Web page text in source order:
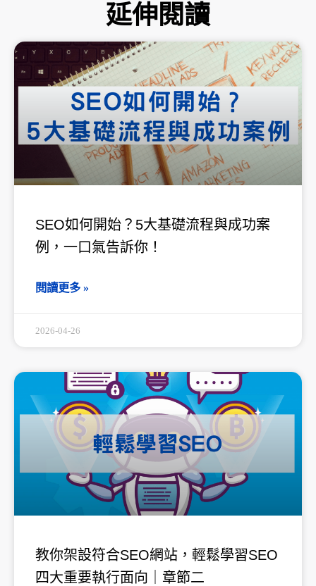
延伸閱讀
SEO如何開始？5大基礎流程與成功案
例，一口氣告訴你！
閱讀更多 »
2026-04-26
教你架設符合SEO網站，輕鬆學習SEO
四大重要執行面向｜章節二
頁
面
頁
面 面 面
頁
面